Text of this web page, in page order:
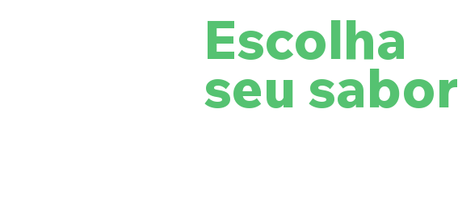
Escolha
seu sabor